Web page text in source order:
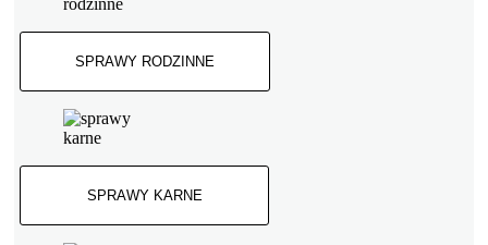
SPRAWY RODZINNE
SPRAWY KARNE